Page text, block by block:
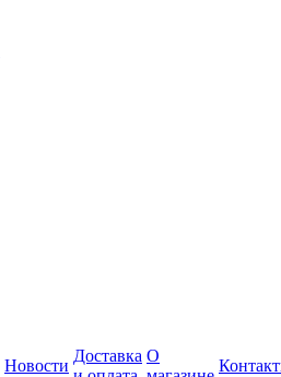
Новости
Доставка О